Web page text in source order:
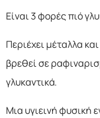
Είναι 3 φορές πιό
Περιέχει μέταλλα
βρεθεί σε
γλυκαντικά.
Μια υγιεινή φυσική